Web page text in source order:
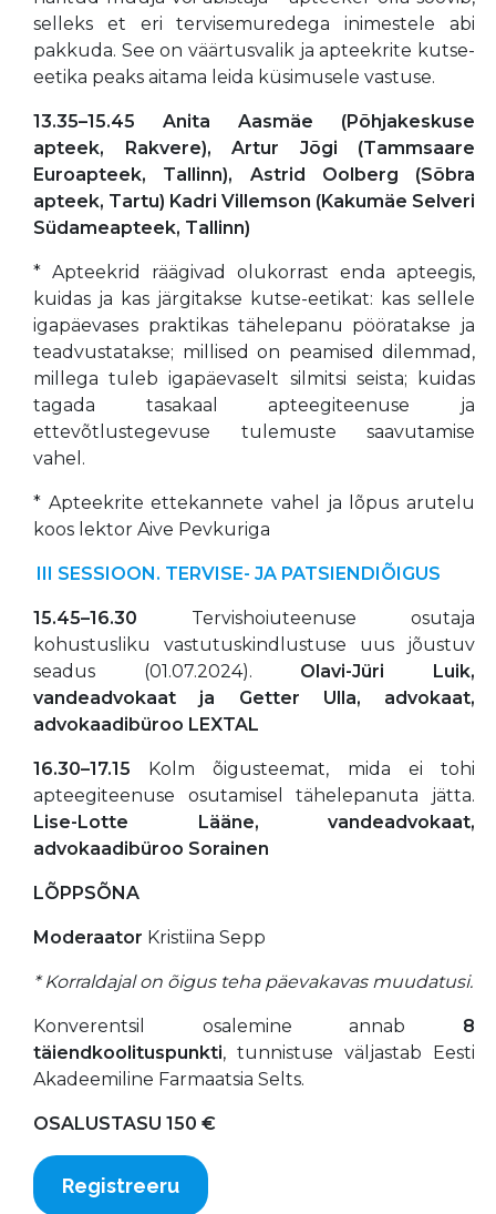
selleks et eri tervisemuredega inimestele abi
pakkuda. See on väärtusvalik ja apteekrite kutse-
eetika peaks aitama leida küsimusele vastuse.
13.35–15.45
Anita Aasmäe (Põhjakeskuse
apteek, Rakvere), Artur Jõgi (Tammsaare
Euroapteek, Tallinn), Astrid Oolberg (Sõbra
apteek, Tartu) Kadri Villemson (Kakumäe Selveri
Südameapteek, Tallinn)
* Apteekrid räägivad olukorrast enda apteegis,
kuidas ja kas järgitakse kutse-eetikat: kas sellele
igapäevases praktikas tähelepanu pööratakse ja
teadvustatakse; millised on peamised dilemmad,
millega tuleb igapäevaselt silmitsi seista; kuidas
tagada tasakaal apteegiteenuse ja
ettevõtlustegevuse tulemuste saavutamise
vahel.
* Apteekrite ettekannete vahel ja lõpus arutelu
koos lektor Aive Pevkuriga
III SESSIOON. TERVISE- JA PATSIENDIÕIGUS
15.45–16.30 Tervishoiuteenuse osutaja
kohustusliku vastutuskindlustuse uus jõustuv
seadus (01.07.2024). Olavi-Jüri Luik,
vandeadvokaat ja Getter Ulla, advokaat,
advokaadibüroo LEXTAL
16.30–17.15 Kolm õigusteemat, mida ei tohi
apteegiteenuse osutamisel tähelepanuta jätta.
Lise-Lotte Lääne, vandeadvokaat,
advokaadibüroo Sorainen
LÕPPSÕNA
Moderaator Kristiina Sepp
* Korraldajal on õigus teha päevakavas muudatusi.
Konverentsil osalemine annab 8
täiendkoolituspunkti, tunnistuse väljastab Eesti
Akadeemiline Farmaatsia Selts.
OSALUSTASU 150 €
Registreeru